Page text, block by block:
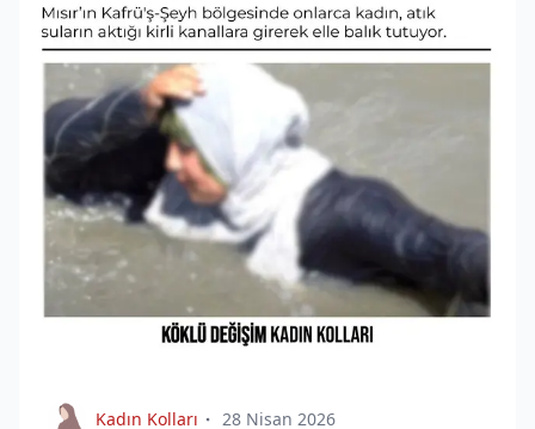
Kadın Kolları 28 Nisan 2026